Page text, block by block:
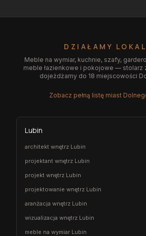
DZIAŁAMY
Meble na wymiar, kuchnie, szafy,
meble łazienkowe i pokojowe — stolarz
dojeżdżamy do 18 miejscowości
Zobacz pełną listę miast
Lubin
architekt wnętrz Lubin
projektant wnętrz Lubin
projekt wnętrz Lubin
projektowanie wnętrz Lubin
aranżacja wnętrz Lubin
wizualizacja wnętrz Lubin
meble na wymiar Lubin